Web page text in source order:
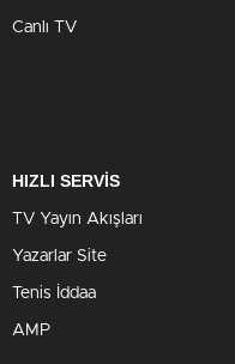
Canlı TV
HIZLI SERVİS
TV Yayın Akışları
Yazarlar Site
Tenis İddaa
AMP